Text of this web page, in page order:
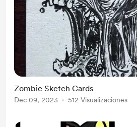
Zombie Sketch Cards
Dec 09, 2023 512 Visualizaciones